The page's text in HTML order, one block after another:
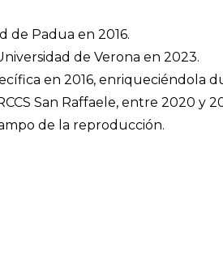
de Padua en 2016.
de Verona en 2023.
en 2016, enriqueciéndola
San Raffaele, entre 2020 y
de la reproducción.